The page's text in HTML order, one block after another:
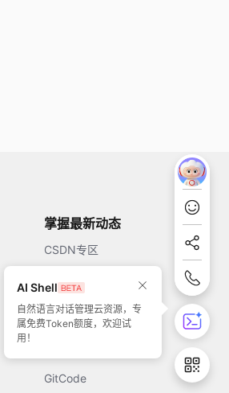
AI Shell
自然语言对话管理云资源，专
属免费Token额度，欢迎试
用！
掌握最新动态
CSDN专区
开源中国
51CTO
GitCode